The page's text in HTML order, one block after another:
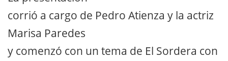
corrió a cargo de Pedro Atienza y la actriz
Marisa Paredes
y comenzó con un tema de El Sordera con